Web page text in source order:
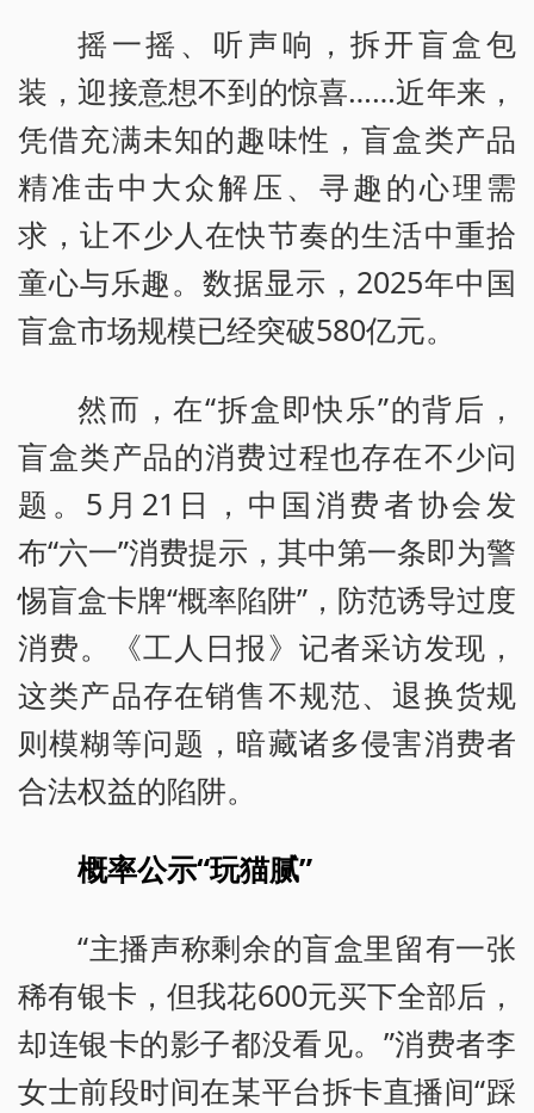
摇一摇、听声响，拆开盲盒包
装，迎接意想不到的惊喜……近年来，
凭借充满未知的趣味性，盲盒类产品
精准击中大众解压、寻趣的心理需
求，让不少人在快节奏的生活中重拾
童心与乐趣。数据显示，2025年中国
盲盒市场规模已经突破580亿元。
然而，在“拆盒即快乐”的背后，
盲盒类产品的消费过程也存在不少问
题。5月21日，中国消费者协会发
布“六一”消费提示，其中第一条即为警
惕盲盒卡牌“概率陷阱”，防范诱导过度
消费。《工人日报》记者采访发现，
这类产品存在销售不规范、退换货规
则模糊等问题，暗藏诸多侵害消费者
合法权益的陷阱。
概率公示“玩猫腻”
“主播声称剩余的盲盒里留有一张
稀有银卡，但我花600元买下全部后，
却连银卡的影子都没看见。”消费者李
女士前段时间在某平台拆卡直播间“踩